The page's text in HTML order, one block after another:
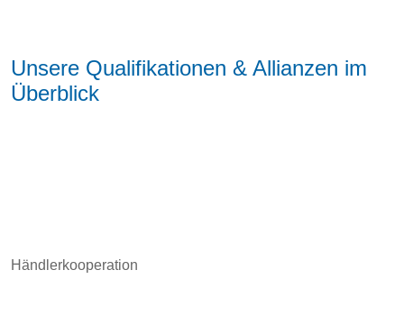
Unsere Qualifikationen & Allianzen im
Überblick
Händlerkooperation